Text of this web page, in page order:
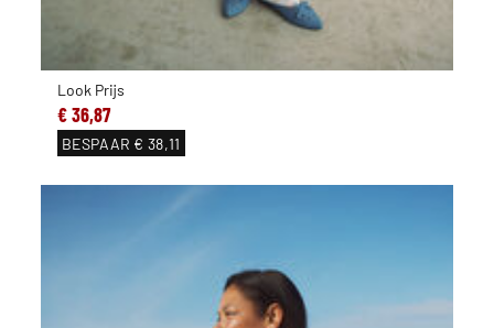
Look Prijs
€ 36,87
BESPAAR € 38,11